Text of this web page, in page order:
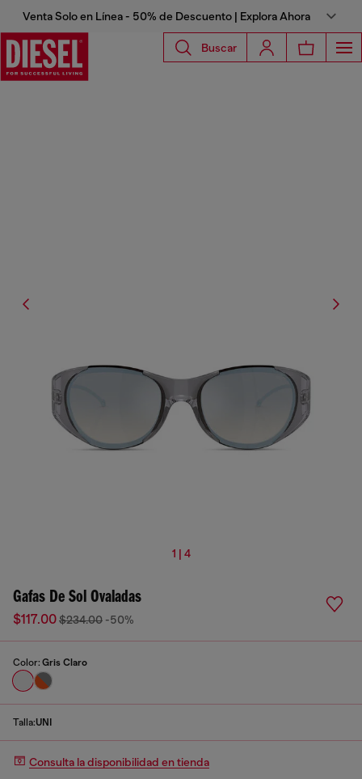
Venta Solo en Línea - 50% de Descuento | Explora Ahora
Buscar
1 | 4
Gafas De Sol Ovaladas
$117.00$234.00 -50%
Color: Gris Claro
Talla:UNI
Consulta la disponibilidad en tienda